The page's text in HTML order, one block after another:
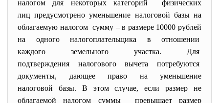
налогом для некоторыхкатегорий физических
лиц предусмотрено уменьшение налоговой базы на
облагаемую налогом сумму – в размере 10000 рублей
на одного налогоплательщика в отношении
каждого земельного участка. Для
подтверждения налогового вычета потребуются
документы, дающее право на уменьшение
налоговой базы. В этом случае, если размер не
облагаемой налогом суммы превышает размер